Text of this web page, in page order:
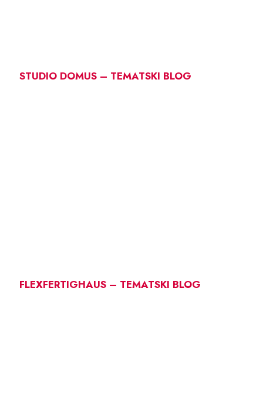
STUDIO DOMUS – TEMATSKI BLOG
FLEXFERTIGHAUS – TEMATSKI BLOG